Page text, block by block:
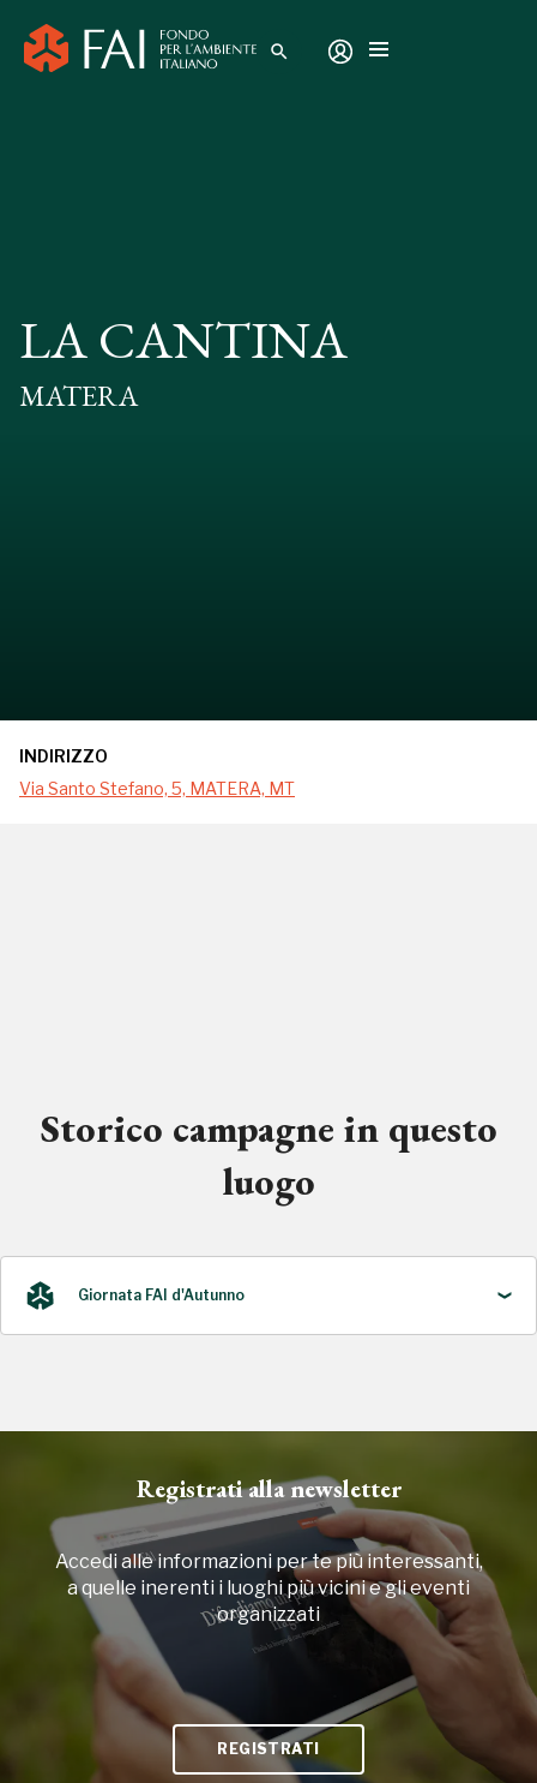
search
LA CANTINA
MATERA
INDIRIZZO
Via Santo Stefano, 5, MATERA, MT
Storico campagne in questo
luogo
Giornata FAI d'Autunno
Registrati alla newsletter
Accedi alle informazioni per te più interessanti,
a quelle inerenti i luoghi più vicini e gli eventi
organizzati
REGISTRATI